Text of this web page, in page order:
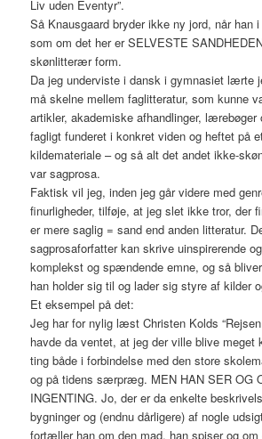
Liv uden Eventyr”.
Så Knausgaard bryder ikke ny jord, når han
som om det her er SELVESTE
skønlitterær form.
Da jeg underviste i dansk i gymnasiet lærte
må skelne mellem faglitteratur, som kunne
artikler, akademiske afhandlinger, lærebøger
fagligt funderet i konkret viden og heftet på
kildemateriale – og så alt det andet ikke-
var sagprosa.
Faktisk vil jeg, inden jeg går videre med
finurligheder, tilføje, at jeg slet ikke tror, der
er mere saglig = sand end anden litteratur.
sagprosaforfatter kan skrive uinspirerende
komplekst og spændende emne, og så
han holder sig til og lader sig styre af kilder
Et eksempel på det:
Jeg har for nylig læst Christen Kolds
havde da ventet, at jeg der ville blive meget
ting både i forbindelse med den store
og på tidens særpræg. MEN HAN SER OG
INGENTING. Jo, der er da enkelte
bygninger og (endnu dårligere) af nogle
fortæller han om den mad, han spiser og